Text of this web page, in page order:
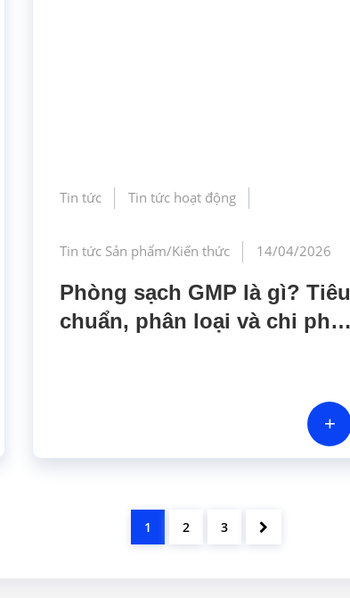
Tin tức Tin tức hoạt động
Tin tức Sản phẩm/Kiến thức 14/04/2026
Phòng sạch GMP là gì? Tiêu
chuẩn, phân loại và chi phí
+
1 2 3